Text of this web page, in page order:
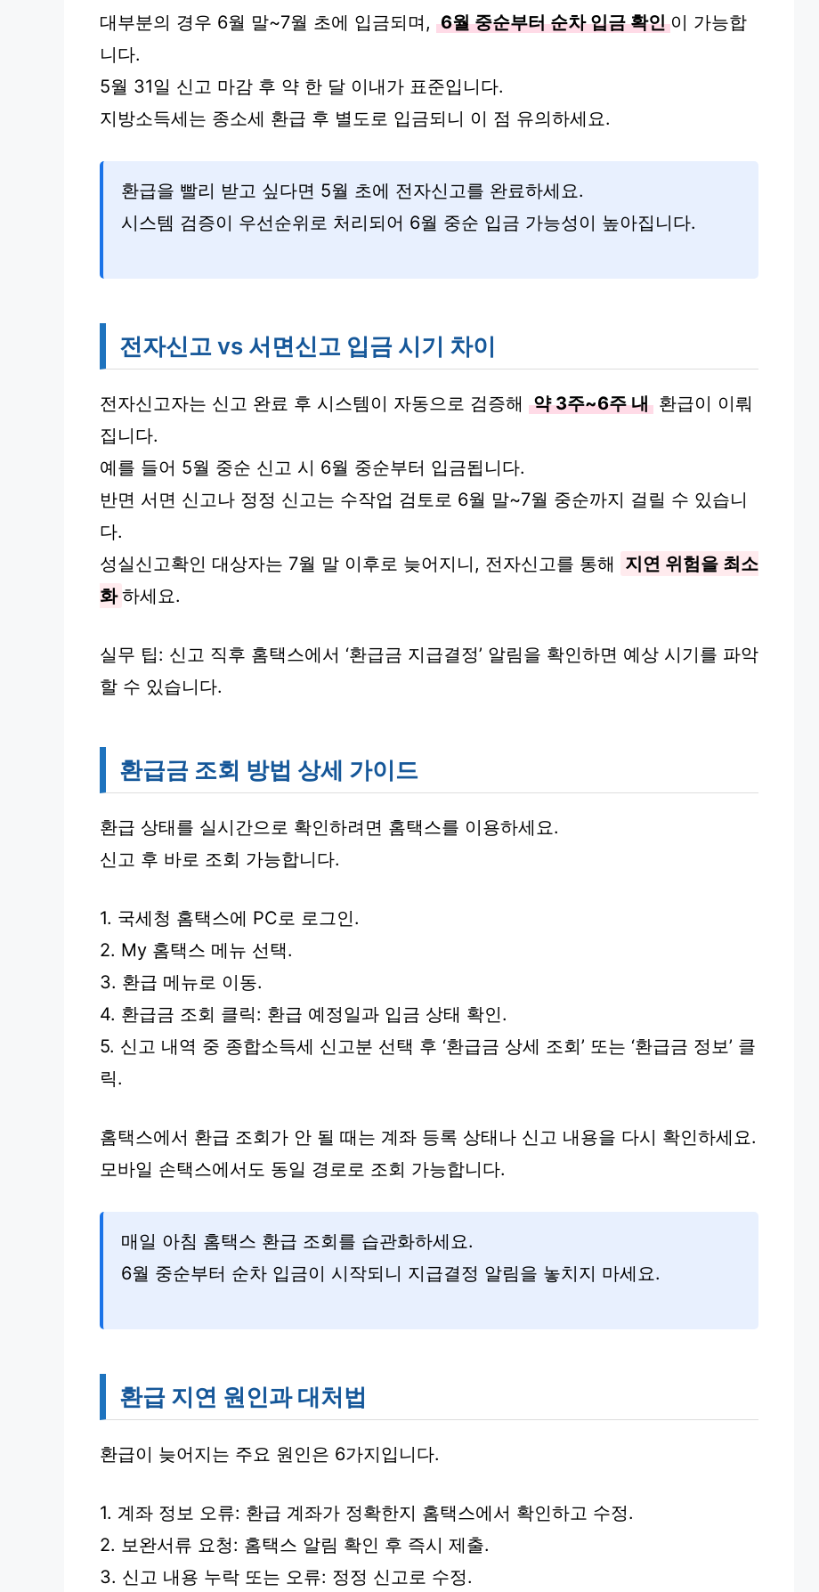
대부분의 경우 6월 말~7월 초에 입금되며, 6월 중순부터 순차 입금 확인 이 가능합
니다.
5월 31일 신고 마감 후 약 한 달 이내가 표준입니다.
지방소득세는 종소세 환급 후 별도로 입금되니 이 점 유의하세요.
환급을 빨리 받고 싶다면 5월 초에 전자신고를 완료하세요.
시스템 검증이 우선순위로 처리되어 6월 중순 입금 가능성이 높아집니다.
전자신고 vs 서면신고 입금 시기 차이
전자신고자는 신고 완료 후 시스템이 자동으로 검증해 약 3주~6주 내 환급이 이뤄
집니다.
예를 들어 5월 중순 신고 시 6월 중순부터 입금됩니다.
반면 서면 신고나 정정 신고는 수작업 검토로 6월 말~7월 중순까지 걸릴 수 있습니
다.
성실신고확인 대상자는 7월 말 이후로 늦어지니, 전자신고를 통해
지연 위험을 최소
화 하세요.
실무 팁: 신고 직후 홈택스에서 ‘환급금 지급결정’ 알림을 확인하면 예상 시기를 파악
할 수 있습니다.
환급금 조회 방법 상세 가이드
환급 상태를 실시간으로 확인하려면 홈택스를 이용하세요.
신고 후 바로 조회 가능합니다.
1. 국세청 홈택스에 PC로 로그인.
2. My 홈택스 메뉴 선택.
3. 환급 메뉴로 이동.
4. 환급금 조회 클릭: 환급 예정일과 입금 상태 확인.
5. 신고 내역 중 종합소득세 신고분 선택 후 ‘환급금 상세 조회’ 또는 ‘환급금 정보’ 클
릭.
홈택스에서 환급 조회가 안 될 때는 계좌 등록 상태나 신고 내용을 다시 확인하세요.
모바일 손택스에서도 동일 경로로 조회 가능합니다.
매일 아침 홈택스 환급 조회를 습관화하세요.
6월 중순부터 순차 입금이 시작되니 지급결정 알림을 놓치지 마세요.
환급 지연 원인과 대처법
환급이 늦어지는 주요 원인은 6가지입니다.
1. 계좌 정보 오류: 환급 계좌가 정확한지 홈택스에서 확인하고 수정.
2. 보완서류 요청: 홈택스 알림 확인 후 즉시 제출.
3. 신고 내용 누락 또는 오류: 정정 신고로 수정.